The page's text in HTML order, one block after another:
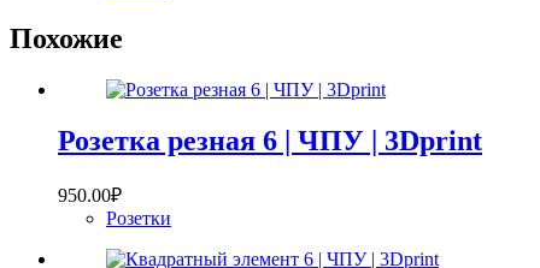
Похожие
Розетка резная 6 | ЧПУ | 3Dprint
950.00₽
Розетки